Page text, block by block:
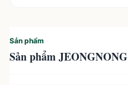
Sản phẩm
Sản phẩm JEONGNONG